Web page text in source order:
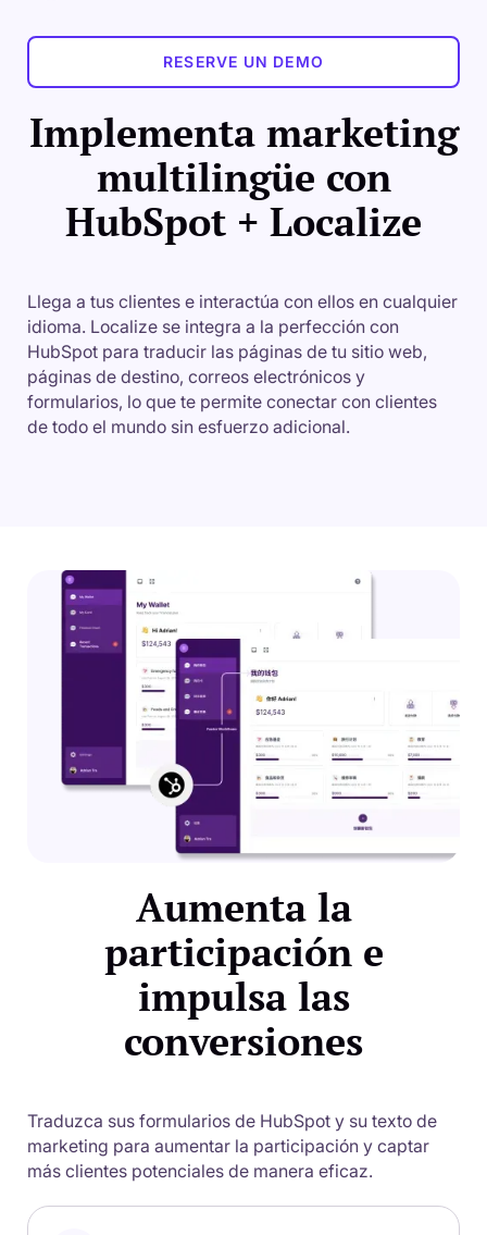
Implementa marketing
multilingüe con
HubSpot + Localize
Llega a tus clientes e interactúa con ellos en cualquier
idioma. Localize se integra a la perfección con
HubSpot para traducir las páginas de tu sitio web,
páginas de destino, correos electrónicos y
formularios, lo que te permite conectar con clientes
de todo el mundo sin esfuerzo adicional.
RESERVE UN DEMO
Aumenta la
participación e
impulsa las
conversiones
Traduzca sus formularios de HubSpot y su texto de
marketing para aumentar la participación y captar
más clientes potenciales de manera eficaz.